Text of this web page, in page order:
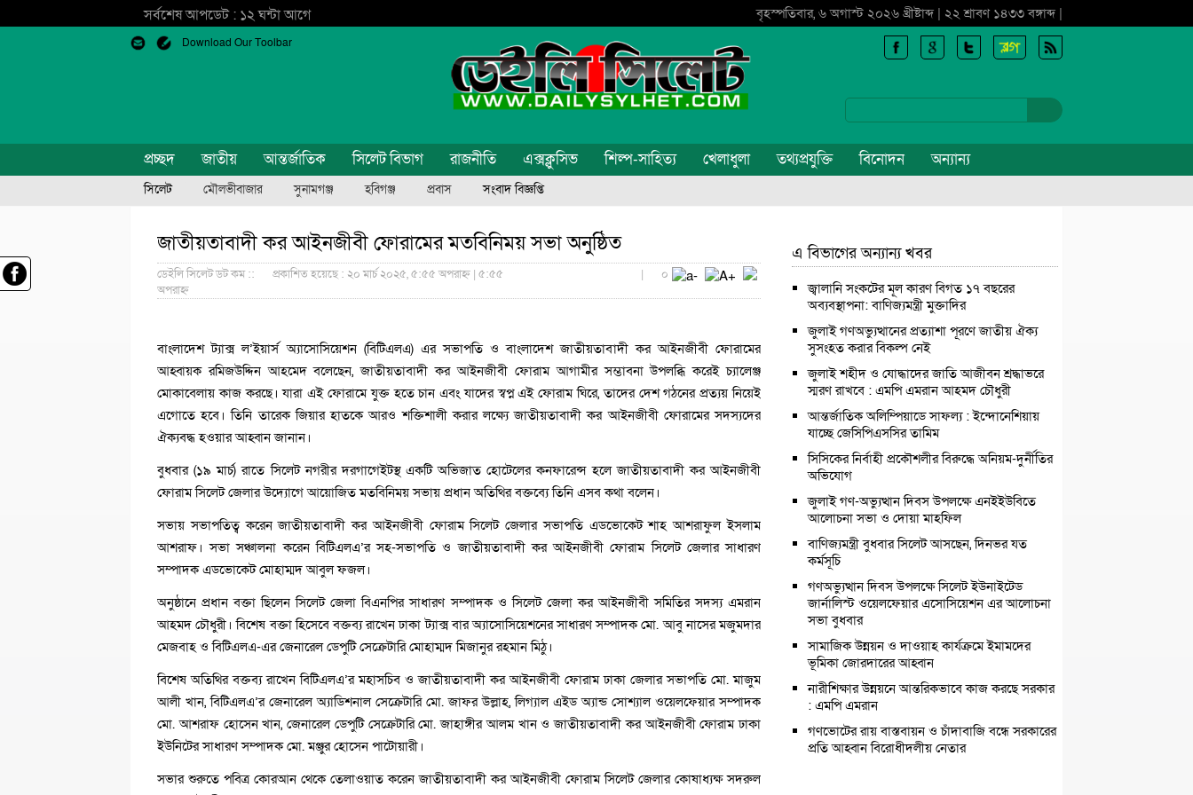
সর্বশেষ আপডেট : ১২ ঘন্টা আগে বৃহস্পতিবার, ৬ অগাস্ট ২০২৬ খ্রীষ্টাব্দ | ২২ শ্রাবণ ১৪৩৩ বঙ্গাব্দ |
Download Our Toolbar
প্রচ্ছদ জাতীয় আন্তর্জাতিক সিলেট বিভাগ রাজনীতি এক্সক্লুসিভ শিল্প-সাহিত্য খেলাধুলা তথ্যপ্রযুক্তি বিনোদন অন্যান্য
সিলেট মৌলভীবাজার সুনামগঞ্জ হবিগঞ্জ প্রবাস সংবাদ বিজ্ঞপ্তি
জাতীয়তাবাদী কর আইনজীবী ফোরামের মতবিনিময় সভা অনুষ্ঠিত
ডেইলি সিলেট ডট কম ::
প্রকাশিত হয়েছে : ২০ মার্চ ২০২৫, ৫:৫৫ অপরাহ্ন | ৫:৫৫
অপরাহ্ন
| ০
বাংলাদেশ ট্যাক্স ল’ইয়ার্স অ্যাসোসিয়েশন (বিটিএলএ) এর সভাপতি ও বাংলাদেশ জাতীয়তাবাদী কর আইনজীবী ফোরামের
আহ্বায়ক রমিজউদ্দিন আহমেদ বলেছেন, জাতীয়তাবাদী কর আইনজীবী ফোরাম আগামীর সম্ভাবনা উপলব্ধি করেই চ্যালেঞ্জ
মোকাবেলায় কাজ করছে। যারা এই ফোরামে যুক্ত হতে চান এবং যাদের স্বপ্ন এই ফোরাম ঘিরে, তাদের দেশ গঠনের প্রত্যয় নিয়েই
এগোতে হবে। তিনি তারেক জিয়ার হাতকে আরও শক্তিশালী করার লক্ষ্যে জাতীয়তাবাদী কর আইনজীবী ফোরামের সদস্যদের
ঐক্যবদ্ধ হওয়ার আহ্বান জানান।
বুধবার (১৯ মার্চ) রাতে সিলেট নগরীর দরগাগেইটস্থ একটি অভিজাত হোটেলের কনফারেন্স হলে জাতীয়তাবাদী কর আইনজীবী
ফোরাম সিলেট জেলার উদ্যোগে আয়োজিত মতবিনিময় সভায় প্রধান অতিথির বক্তব্যে তিনি এসব কথা বলেন।
সভায় সভাপতিত্ব করেন জাতীয়তাবাদী কর আইনজীবী ফোরাম সিলেট জেলার সভাপতি এডভোকেট শাহ আশরাফুল ইসলাম
আশরাফ। সভা সঞ্চালনা করেন বিটিএলএ’র সহ-সভাপতি ও জাতীয়তাবাদী কর আইনজীবী ফোরাম সিলেট জেলার সাধারণ
সম্পাদক এডভোকেট মোহাম্মদ আবুল ফজল।
অনুষ্ঠানে প্রধান বক্তা ছিলেন সিলেট জেলা বিএনপির সাধারণ সম্পাদক ও সিলেট জেলা কর আইনজীবী সমিতির সদস্য এমরান
আহমদ চৌধুরী। বিশেষ বক্তা হিসেবে বক্তব্য রাখেন ঢাকা ট্যাক্স বার অ্যাসোসিয়েশনের সাধারণ সম্পাদক মো. আবু নাসের মজুমদার
মেজবাহ ও বিটিএলএ-এর জেনারেল ডেপুটি সেক্রেটারি মোহাম্মদ মিজানুর রহমান মিঠু।
বিশেষ অতিথির বক্তব্য রাখেন বিটিএলএ’র মহাসচিব ও জাতীয়তাবাদী কর আইনজীবী ফোরাম ঢাকা জেলার সভাপতি মো. মাজুম
আলী খান, বিটিএলএ’র জেনারেল অ্যাডিশনাল সেক্রেটারি মো. জাফর উল্লাহ, লিগ্যাল এইড অ্যান্ড সোশ্যাল ওয়েলফেয়ার সম্পাদক
মো. আশরাফ হোসেন খান, জেনারেল ডেপুটি সেক্রেটারি মো. জাহাঙ্গীর আলম খান ও জাতীয়তাবাদী কর আইনজীবী ফোরাম ঢাকা
ইউনিটের সাধারণ সম্পাদক মো. মঞ্জুর হোসেন পাটোয়ারী।
সভার শুরুতে পবিত্র কোরআন থেকে তেলাওয়াত করেন জাতীয়তাবাদী কর আইনজীবী ফোরাম সিলেট জেলার কোষাধ্যক্ষ সদরুল
এ বিভাগের অন্যান্য খবর
জ্বালানি সংকটের মূল কারণ বিগত ১৭ বছরের
অব্যবস্থাপনা: বাণিজ্যমন্ত্রী মুক্তাদির
জুলাই গণঅভ্যুত্থানের প্রত্যাশা পূরণে জাতীয় ঐক্য
সুসংহত করার বিকল্প নেই
জুলাই শহীদ ও যোদ্ধাদের জাতি আজীবন শ্রদ্ধাভরে
স্মরণ রাখবে : এমপি এমরান আহমদ চৌধুরী
আন্তর্জাতিক অলিম্পিয়াডে সাফল্য : ইন্দোনেশিয়ায়
যাচ্ছে জেসিপিএসসির তামিম
সিসিকের নির্বাহী প্রকৌশলীর বিরুদ্ধে অনিয়ম-দুর্নীতির
অভিযোগ
জুলাই গণ-অভ্যুত্থান দিবস উপলক্ষে এনইইউবিতে
আলোচনা সভা ও দোয়া মাহফিল
বাণিজ্যমন্ত্রী বুধবার সিলেট আসছেন, দিনভর যত
কর্মসূচি
গণঅভ্যুত্থান দিবস উপলক্ষে সিলেট ইউনাইটেড
জার্নালিস্ট ওয়েলফেয়ার এসোসিয়েশন এর আলোচনা
সভা বুধবার
সামাজিক উন্নয়ন ও দাওয়াহ কার্যক্রমে ইমামদের
ভূমিকা জোরদারের আহ্বান
নারীশিক্ষার উন্নয়নে আন্তরিকভাবে কাজ করছে সরকার
: এমপি এমরান
গণভোটের রায় বাস্তবায়ন ও চাঁদাবাজি বন্ধে সরকারের
প্রতি আহ্বান বিরোধীদলীয় নেতার